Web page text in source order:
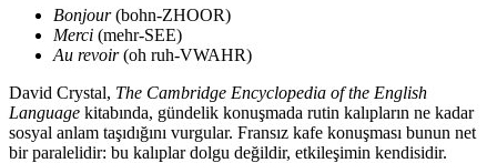
Bonjour(bohn-ZHOOR)
Merci (mehr-SEE)
Au revoir(oh ruh-VWAHR)
David Crystal, The Cambridge Encyclopedia of the English
Language kitabında, gündelik konuşmada rutin kalıpların ne kadar
sosyal anlam taşıdığını vurgular. Fransız kafe konuşması bunun net
bir paralelidir: bu kalıplar dolgu değildir, etkileşimin kendisidir.